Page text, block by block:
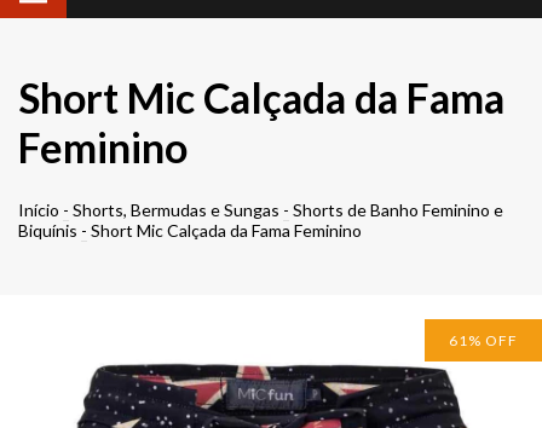
Short Mic Calçada da Fama
Feminino
Início - Shorts, Bermudas e Sungas - Shorts de Banho Feminino e
Biquínis - Short Mic Calçada da Fama Feminino
61% OFF